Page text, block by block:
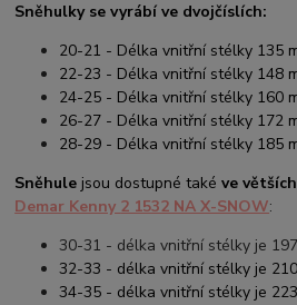
Sněhulky se vyrábí ve dvojčíslích:
20-21 - Délka vnitřní stélky 135
22-23 - Délka vnitřní stélky 148
24-25 - Délka vnitřní stélky 160
26-27 - Délka vnitřní stélky 172
28-29 - Délka vnitřní stélky 185
Sněhule jsou dostupné takéve
Demar Kenny 2 1532 NA X-SNOW:
30-31 - délka vnitřní stélky je
32-33 - délka vnitřní stélky je
34-35 - délka vnitřní stélky je